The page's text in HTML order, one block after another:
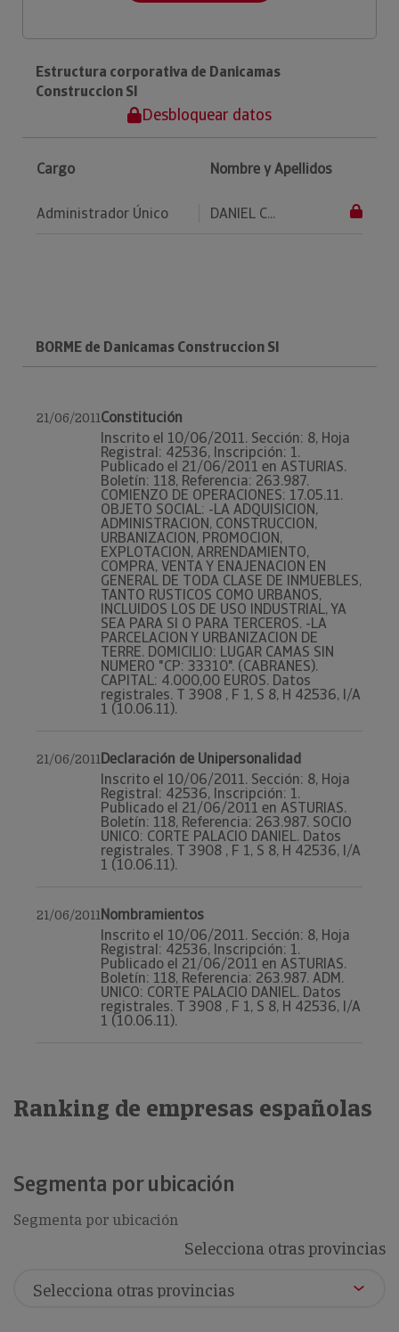
Estructura corporativa de Danicamas
Construccion Sl
Desbloquear datos
Cargo Nombre y Apellidos
Administrador Único DANIEL C...
BORME de Danicamas Construccion Sl
21/06/2011Constitución
Inscrito el 10/06/2011. Sección: 8, Hoja
Registral: 42536, Inscripción: 1.
Publicado el 21/06/2011 en ASTURIAS.
Boletín: 118, Referencia: 263.987.
COMIENZO DE OPERACIONES: 17.05.11.
OBJETO SOCIAL: -LA ADQUISICION,
ADMINISTRACION, CONSTRUCCION,
URBANIZACION, PROMOCION,
EXPLOTACION, ARRENDAMIENTO,
COMPRA, VENTA Y ENAJENACION EN
GENERAL DE TODA CLASE DE INMUEBLES,
TANTO RUSTICOS COMO URBANOS,
INCLUIDOS LOS DE USO INDUSTRIAL, YA
SEA PARA SI O PARA TERCEROS. -LA
PARCELACION Y URBANIZACION DE
TERRE. DOMICILIO: LUGAR CAMAS SIN
NUMERO "CP: 33310". (CABRANES).
CAPITAL: 4.000,00 EUROS. Datos
registrales. T 3908 , F 1, S 8, H 42536, I/A
1 (10.06.11).
21/06/2011Declaración de Unipersonalidad
Inscrito el 10/06/2011. Sección: 8, Hoja
Registral: 42536, Inscripción: 1.
Publicado el 21/06/2011 en ASTURIAS.
Boletín: 118, Referencia: 263.987. SOCIO
UNICO: CORTE PALACIO DANIEL. Datos
registrales. T 3908 , F 1, S 8, H 42536, I/A
1 (10.06.11).
21/06/2011Nombramientos
Inscrito el 10/06/2011. Sección: 8, Hoja
Registral: 42536, Inscripción: 1.
Publicado el 21/06/2011 en ASTURIAS.
Boletín: 118, Referencia: 263.987. ADM.
UNICO: CORTE PALACIO DANIEL. Datos
registrales. T 3908 , F 1, S 8, H 42536, I/A
1 (10.06.11).
Ranking de empresas españolas
Segmenta por ubicación
Segmenta por ubicación
Selecciona otras provincias